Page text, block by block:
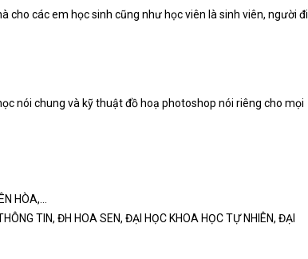
cho các em học sinh cũng như học viên là sinh viên, người đi
nói chung và kỹ thuật đồ hoạ photoshop nói riêng cho mọi
HÒA,…
TIN, ĐH HOA SEN, ĐẠI HỌC KHOA HỌC TỰ NHIÊN, ĐẠI